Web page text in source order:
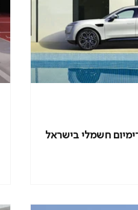
חשמלי בישראל